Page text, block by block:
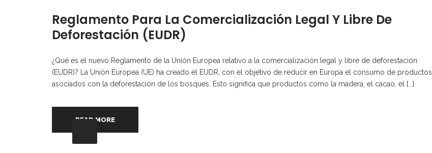
Reglamento Para La Comercialización Legal Y Libre De
Deforestación (EUDR)
¿Qué es el nuevo Reglamento de la Unión Europea relativo a la comercialización legal y libre de deforestación
(EUDR)? La Unión Europea (UE) ha creado el EUDR, con el objetivo de reducir en Europa el consumo de productos
asociados con la deforestación de los bosques. Esto significa que productos como la madera, el cacao, el [...]
READ MORE